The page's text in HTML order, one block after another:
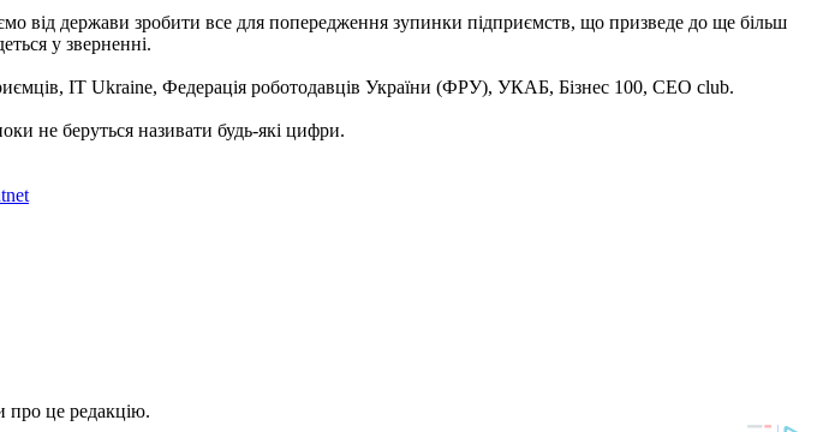
від держави зробити все для попередження зупинки підприємств, що призведе до ще більш
у зверненні.
IT Ukraine, Федерація роботодавців України (ФРУ), УКАБ, Бізнес 100, СЕО club.
не беруться називати будь-які цифри.
про це редакцію.